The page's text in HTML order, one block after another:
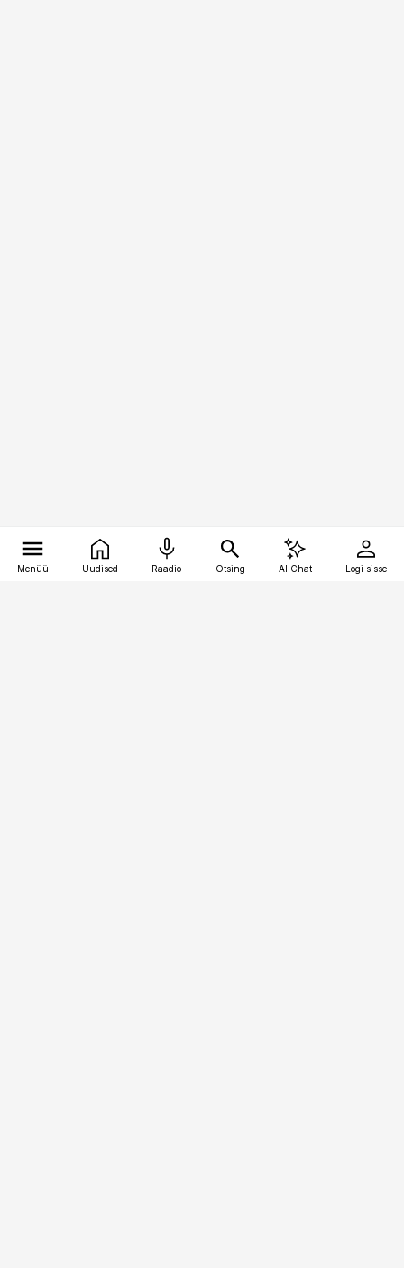
Menüü Uudised Raadio Otsing AI Chat Logi sisse